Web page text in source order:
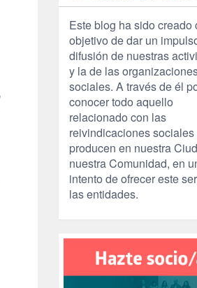
Este blog ha sido creado
objetivo de dar un
difusión de nuestras
y la de las
sociales. A través de él
conocer todo aquello
relacionado con las
reivindicaciones sociales
producen en nuestra
nuestra Comunidad, en
intento de ofrecer este
las entidades.